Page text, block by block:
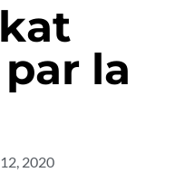
la
2020